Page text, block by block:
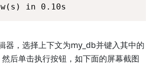
in 0.10s
器，选择上下文为my_db并键入其中的
后单击执行按钮，如下面的屏幕截图